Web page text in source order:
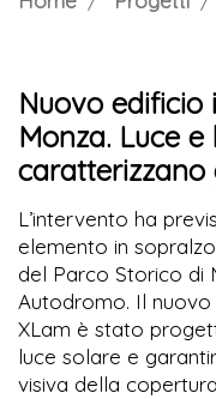
Nuovo edificio
Monza. Luce
caratterizzano
L’intervento ha
elemento in
del Parco Storico di
Autodromo. Il
XLam è stato
luce solare e
visiva della